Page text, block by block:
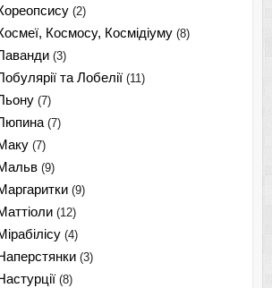
(2)
Космосу, Космідіуму (8)
(3)
та Лобелії (11)
(7)
(7)
(7)
(9)
(9)
(12)
(4)
(3)
(8)